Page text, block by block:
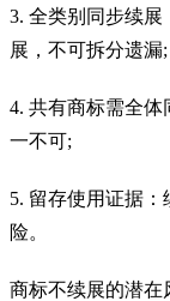
3. 全类别同步续
展，不可拆分遗漏;
4. 共有商标需全
一不可;
5. 留存使用证据
险。
商标不续展的潜在